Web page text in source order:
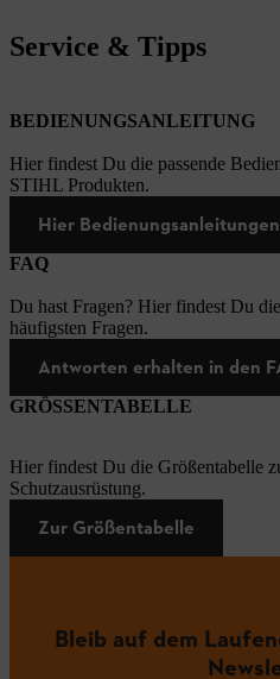
Service & Tipps
BEDIENUNGSANLEITUNG
Hier findest Du die passende
STIHL Produkten.
Hier
FAQ
Du hast Fragen? Hier findest Du
häufigsten Fragen.
Antworten erhalten in den
GRÖSSENTABELLE
Hier findest Du die Größentabelle
Schutzausrüstung.
Zur Größentabelle
Bleib auf dem